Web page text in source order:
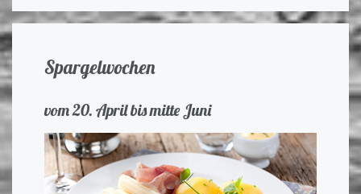
Spargelwochen
vom 20. April bis mitte Juni